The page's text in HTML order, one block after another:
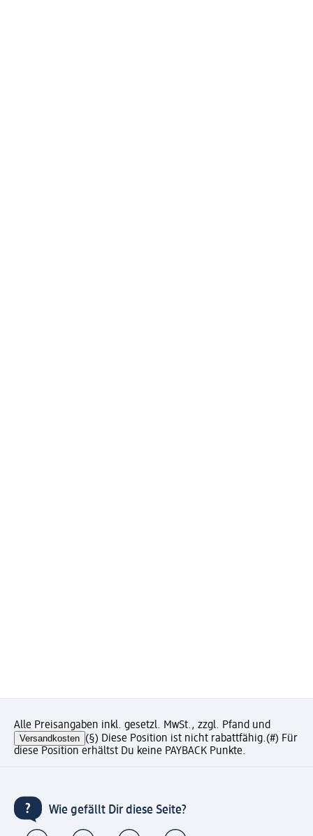
Alle Preisangaben inkl. gesetzl. MwSt., zzgl. Pfand und
Versandkosten (§) Diese Position ist nicht rabattfähig.(#) Für
diese Position erhältst Du keine PAYBACK Punkte.
Wie gefällt Dir diese Seite?